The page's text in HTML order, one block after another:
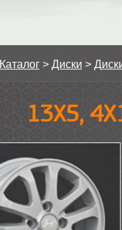
Каталог> Диски >
13Х5,